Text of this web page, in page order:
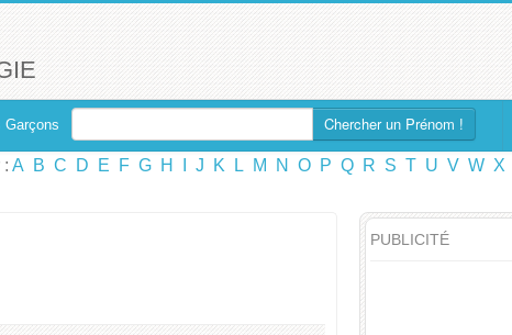
Garçons Chercher un Prénom !
: A B C D E F G H J K L M N O P Q R S T U V W X
PUBLICITÉ